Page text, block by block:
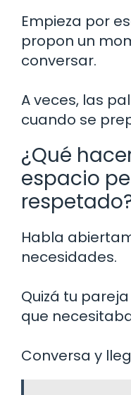
Empieza por
propon un
conversar.
A veces, las
cuando se
¿Qué
espacio
Habla
necesidades.
Quizá tu
que
Conversa y